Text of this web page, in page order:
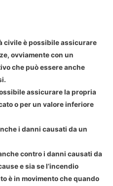
civile è possibile assicurare
ovviamente con un
che può essere anche
assicurare la propria
o per un valore inferiore
i danni causati da un
contro i danni causati da
e sia se l’incendio
è in movimento che quando